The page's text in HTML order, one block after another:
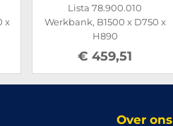
x
Lista 78.900.010
Werkbank, B1500 x D750 x
H890
€ 459,51
Over ons